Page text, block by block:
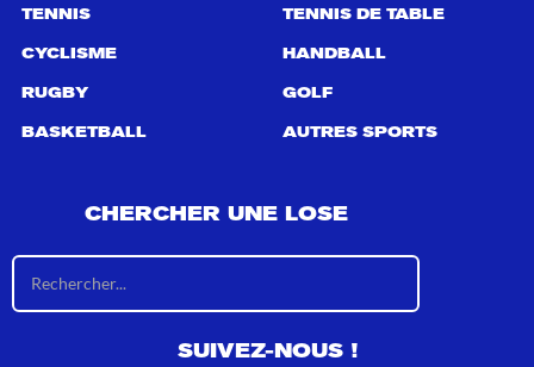
TENNIS
CYCLISME
RUGBY
BASKETBALL
TENNIS DE TABLE
HANDBALL
GOLF
AUTRES SPORTS
CHERCHER UNE LOSE
s
l
SUIVEZ-NOUS !